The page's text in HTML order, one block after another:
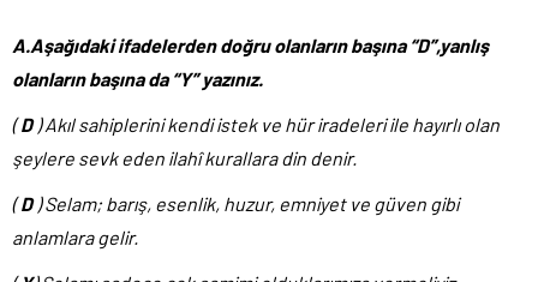
A.Aşağıdaki ifadelerden doğru olanların başına “D”,yanlış
olanların başına da “Y” yazınız.
(D) Akıl sahiplerini kendi istek ve hür iradeleri ile hayırlı olan
şeylere sevk eden ilahî kurallara din denir.
(D) Selam; barış, esenlik, huzur, emniyet ve güven gibi
anlamlara gelir.